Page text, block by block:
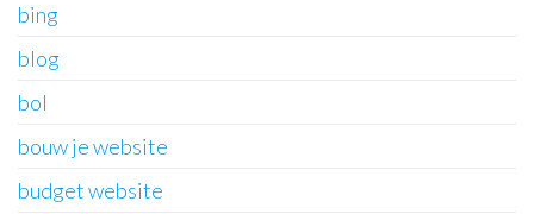
bing
blog
bol
bouw je website
budget website